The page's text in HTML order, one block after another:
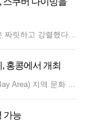
약 10여년 전, 발리에서의 생애 첫 스노쿨링 경험은 짜릿하고 강렬했다. 얕은 물이 아닌 바다 한가운데서 공중에 떠 있는 듯한 기분으로 수중의 세상을 들여다 보며 감탄이 터져나왔던 기억이 있다. 보통 스노쿨링이나 스쿠버다이빙은 동남아나 아름다운 산호 바다에서나 가능한 것으로 알고 있다. 하나 홍콩에도 아름다운 해양을 보존한 지역이 많아 이러한 수중 스포츠를 즐길 수 있다. 먼저 홍콩의 스노쿨링 명소가 어디인지 알아보자. 홍콩 스노쿨링 명소는? 1.샤프 아일랜드 (Sharp Island) 사이쿵에서 배로 15분 거리에 있는 샤프 아일랜드는 스노쿨링의 성지로 불린다. 산호와 각종 열대어, 게 등을 볼 수 있다. 운이 좋은 날은 영화 ‘니모를 찾아서’의 주인공인 클로운피쉬도 만나게 될 것이다. 홍콩 정부는 해양 생물 및 산호 보호를 위해 정박 금지 구역을 설정, 배들이 머물지 못하게 하고 있다. 2. 그린 에그 아일랜드 (Green Egg Island) 그동안 칼럼을 통해 홍콩의 여러 섬들을 소개했지만, 그린 에그 아일랜드는 생소하다. 하나 스노쿨링을 즐기는 사람들 사이에서는 꽤나 유명한 곳이다. 사이쿵 부두에서 배를 타고 15분만에 도착하고, 타이아우문(Tai Au Mun)에서는 도보로도 연결된다. 해변과 바다가 깨끗하고 게, 소라, 조개, 기타 해양 생물들을 만나볼 수 있다. 3. 포트 아일랜드 (Port Island) 역시 사이쿵 인근에 위치한 포트 아일랜드는 스노쿨링의 비경을 간직한 곳이자 세계 지질 공원의 일부이기도 하다. 주변을 맑고 투명한 바다가 둘러싸고 있으며 섬 일대가 적홍색의 암석으로 덮여 ‘해상의 붉은 노을’이라 불린다. 이로 인해 관광과 해양 활동을 동시에 즐길 수 있다. 평소 인적이 드물기에 자연 그대로의 보존 상태가 훌륭하다는 것도 장점이다. 4. 통핑차우 (Tung Ping Chau) 동북쪽으로 뚝 떨어져 있는 통핑차우는 섬 투어만으로도 가 볼만한 곳이다. 여기에 더해 스노쿨링을 즐길 수 있는 장소로도 손색이 없다. 샤틴의 마리우써이(Ma Liu Shui) 부두에서 배를 타고 가는데, 주말인 토요일과 일요일에만 운행한다. 평소 여행객들의 방문이 제한되어 포트 아일랜드와 마찬가지로 자연이 잘 보존되어 있다. 홍콩에서 즐기는 스쿠버 다이빙 우리 학원에서 중국어와 영어 수업을 듣고 있는 김경희 씨에게는 용감하고 모험심이 강한 중고생 딸 리즈마리가 있다. 그녀는 최근 새로운 해양 스포츠에 입문했는데, 바로 스쿠버 다이빙이다. 학교 선생님의 권유로 시작하게 되었고, 프랑스인 아버지의 강력한 권유도 있었다. 리즈마리 양은 도전해 보기로 결심하고 구글 검색을 통해 다이빙 어드벤쳐(www.divinghk.com)라는 곳을 찾았다. 그리고 센터를 방문해 이달 첫 수업과 함께 바닷속 모험을 시작하게 되었다. 이 업체의 장점으로 오랜 노하우와 체계적인 수업 내용, 숙련된 강습을 들 수 있다고. 로즈마리 양은 건물 4, 5층 높이에서 마치 하늘을 나는 듯 유영하며 바닷속 해양 생물들을 들여다 보는 체험이 매우 짜릿하다고 말한다. 나는 관련 검색을 하다 홍콩에 생각보다 많은 스쿠버 다이빙 업체가 있다는 사실에 놀라게 되었다. 외국인들도 다수 참여하는 바, 영어로 교육하는 다이빙 기관들도 많다. 교육 과정, 자격증 취득은 어떻게? 리즈마리 양이 다니는 다이빙 어드벤쳐의 사이트에 들어가 수업 과정을 살펴 보았다. 연령의 경우 10세 이상이면 참여가 가능하다. 먼저 5회(총 8시간)에 걸쳐 이론 수업을 받는다. 그리고 수영장이나 잔잔한 수역에서 5회(6~8시간) 훈련을 한다. 이후 이틀간 해양 실습에 들어간다. 해양 실습은 주로 사이쿵 인근에서 이루어진다. 배를 타고 15~45분 거리에 위치한 다이빙 스팟에서 활동이 진행된다. 이런 일련의 과정으로 지불하는 비용은 4,500홍콩 달러이다. 이것은 초급 과정이며 그 위로 전문 과정도 있다. 사이트에 들어가면 코스가 여러 과정으로 세분화되어 있고 그에 따라 비용도 다양하다. 스쿠버 다이빙을 즐기려면 어느 정도의 수영 기술이 필요하다. 맨손으로 200미터 수영을 할 수 있거나, 물안경과 숨대롱, 오리발을 착용한 채 300미터 수영이 가능해야 한다. 스쿠버 다이빙 자격증은 3일 안에 취득할 수 있다. 위에서 소개한 이론 교육, 수영장 교육, 바다 현장 실습의 과정을 거친 후 자격증이 주어진다. 참고로 국제적 스쿠버 다이빙 인증 기관으로 SDI, TDI, PADI 등이 있다. 위에서 소개한 다이빙 어드벤쳐의 경우 PADI에 속한다. 검색해 보니 유니티 스쿠버 다이빙(unityscubadiving.com.hk), 다이빙 익스프레스(divingexpress.com)라는 업체도 교육이 체계적이고 다양하다. 모두 PADI 과정이며 영어 사이트가 있다. 자격증의 유효 기간은 없다. 그러나 장시간 공백 후 스쿠버 다이빙을 하게 된다면 교육을 다시 받고 물에 들어가는 것이 좋다. 홍콩의 바닷속 세상이 궁금하지 않은가. 호기심과 모험심을 장착하고 스노쿨링이나 스쿠버 다이빙으로 홍콩의 해저 세계를 만나 보자. 본 칼럼에 도움을 주신 진솔학원 수강생 김경희 씨에게 감사드립니다. &lt; 참고 자료 &gt; https://www.fwd.com.hk/zh/blog/lifestyle/snorkeling https://www.unityscubadiving.com.hk/水肺潛水常見問題
홍콩에서 개최
홍콩은 다음 달 광둥-홍콩-마카오 대만구(Greater Bay Area) 지역 문화 예술 축제를 처음으로 개최한다. 이번 축제는 네 번째로, 10월 19일부터 11월 24일까지 진행되며, 개막 프로그램 "사운드 리버"를 비롯해 "코레오뮤지카 소와레"라는 움직이는 음악 프로그램과 무용 드라마 "윙춘" 등 100개 이상의 프로그램이 선보일 예정이다. 여가문화서비스국의 문화 교류 및 대중문화 담당 수석 관리자 도린 라우는 이번 축제가 GBA 대만구 지역 내 11개 도시 간의 문화 교류와 인재 협력을 촉진할 것이라고 밝혔다. 라우는 "첫 번째 특징은 대만 지역의 예술 기관 및 예술가들과 협력하여 홍콩에서 공연될 프로그램을 공동 제작하는 것"이라며 "이는 홍콩과 다른 GBA 도시 간의 심도 있는 교류와 협력을 보여줄 것"이라고 전했다. 이어 "두 번째로, 관객들이 새로운 극장 경험을 즐길 수 있도록 다양한 장르의 공연 예술 프로그램을 마련할 것"이라며 "세 번째로, 홍콩 예술 단체가 제작한 고품질 프로그램을 GBA 도시로 순회 공연하여 중국 문화를 알리고 세계에 좋은 중국 이야기를 전할 것"이라고 덧붙였다. 라우는 이번 축제의 주제가 “다양성 속의 통합 - 힘과 가능성”이라고 소개하며, 홍콩이 국제 문화 교류의 동서 만남의 중심으로서의 강점을 보여줄 것이라고 강조했다. "우리는 예술가와 예술 단체들이 GBA 지역의 예술 기관 및 예술가들과 협력하여 새로운 작품을 GBA 도시와 전 세계의 모든 관객에게 선보이도록 장려하고 있다"고 말했다.
가능